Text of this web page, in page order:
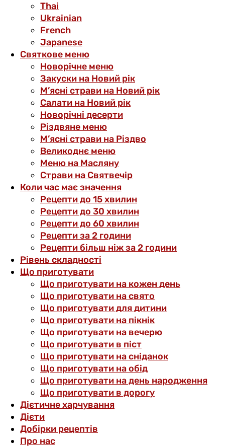
Thai
Ukrainian
French
Japanese
Святкове меню
Новорічне меню
Закуски на Новий рік
М’ясні страви на Новий рік
Салати на Новий рік
Новорічні десерти
Різдвяне меню
М’ясні страви на Різдво
Великоднє меню
Меню на Масляну
Страви на Святвечір
Коли час має значення
Рецепти до 15 хвилин
Рецепти до 30 хвилин
Рецепти до 60 хвилин
Рецепти за 2 години
Рецепти більш ніж за 2 години
Рівень складності
Що приготувати
Що приготувати на кожен день
Що приготувати на свято
Що приготувати для дитини
Що приготувати на пікнік
Що приготувати на вечерю
Що приготувати в піст
Що приготувати на сніданок
Що приготувати на обід
Що приготувати на день народження
Що приготувати в дорогу
Дієтичне харчування
Дієти
Добірки рецептів
Про нас